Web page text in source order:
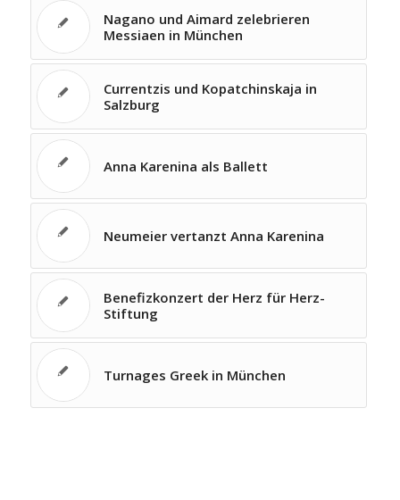
Nagano und Aimard zelebrieren
Messiaen in München
Currentzis und Kopatchinskaja in
Salzburg
Anna Karenina als Ballett
Neumeier vertanzt Anna Karenina
Benefizkonzert der Herz für Herz-
Stiftung
Turnages Greek in München